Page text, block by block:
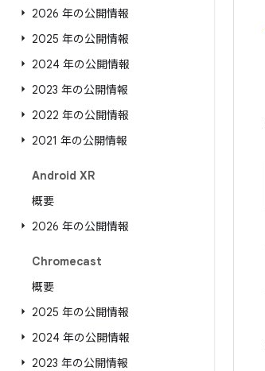
2026 年の公開情報
2025 年の公開情報
2024 年の公開情報
2023 年の公開情報
2022 年の公開情報
2021 年の公開情報
Android XR
概要
2026 年の公開情報
Chromecast
概要
2025 年の公開情報
2024 年の公開情報
2023 年の公開情報